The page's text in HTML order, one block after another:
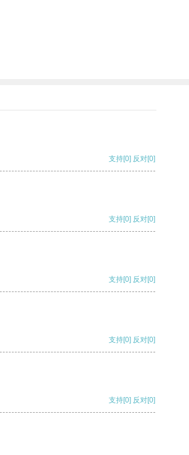
支持[0] 反对[0]
支持[0] 反对[0]
支持[0] 反对[0]
支持[0] 反对[0]
支持[0] 反对[0]